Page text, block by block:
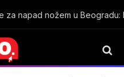
Za tri mjeseca